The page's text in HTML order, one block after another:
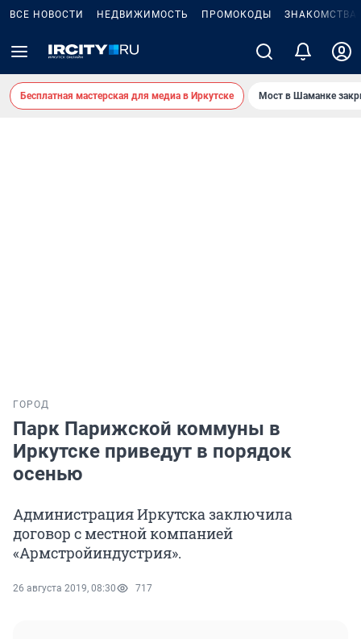
ВСЕ НОВОСТИ НЕДВИЖИМОСТЬ ПРОМОКОДЫ ЗНАКОМСТВА
Бесплатная мастерская для медиа в Иркутске Мост в Шаманке
ГОРОД
Парк Парижской коммуны в
Иркутске приведут в порядок
осенью
Администрация Иркутска заключила
договор с местной компанией
«Армстройиндустрия».
26 августа 2019, 08:30 717